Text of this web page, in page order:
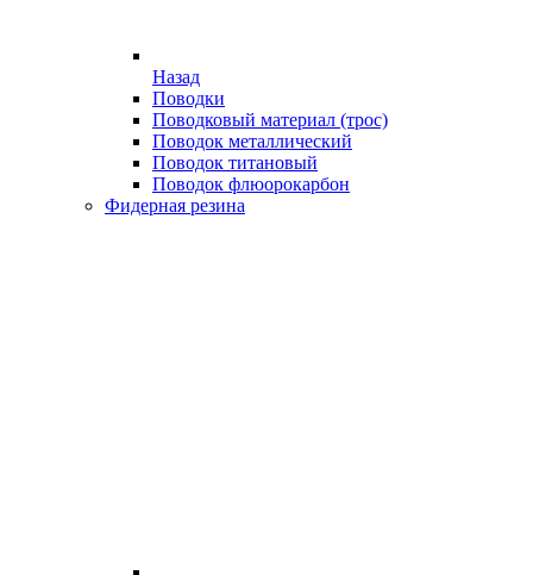
Назад
Поводки
Поводковый материал (трос)
Поводок металлический
Поводок титановый
Поводок флюорокарбон
Фидерная резина